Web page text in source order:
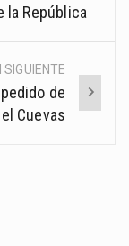
República
SIGUIENTE
de
Cuevas